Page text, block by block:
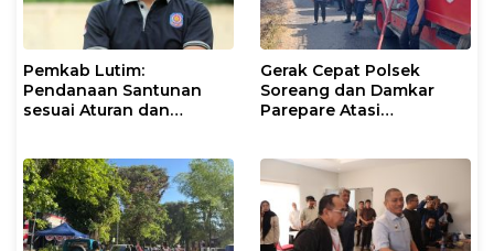
Pemkab Lutim:
Pendanaan Santunan
sesuai Aturan dan
Gerak Cepat Polsek
Soreang dan Damkar
Parepare Atasi